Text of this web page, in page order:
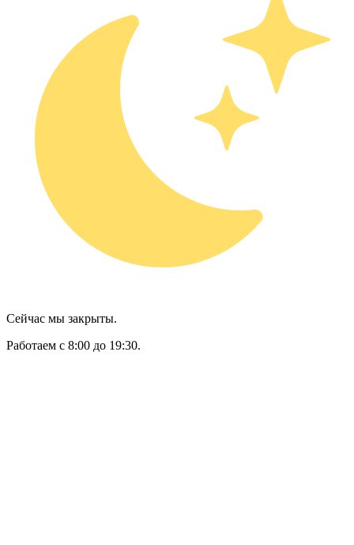
Сейчас мы закрыты.
Работаем с 8:00 до 19:30.